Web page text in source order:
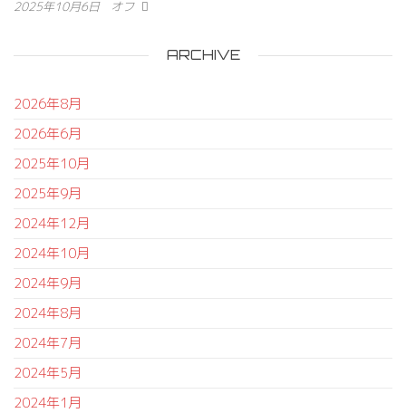
2025年10月6日 オフ
ARCHIVE
2026年8月
2026年6月
2025年10月
2025年9月
2024年12月
2024年10月
2024年9月
2024年8月
2024年7月
2024年5月
2024年1月